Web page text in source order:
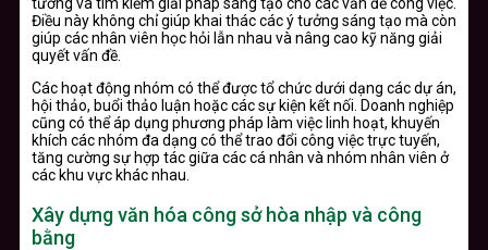
Điều này không chỉ giúp khai thác các ý tưởng sáng tạo mà còn
giúp các nhân viên học hỏi lẫn nhau và nâng cao kỹ năng giải
quyết vấn đề.
Các hoạt động nhóm có thể được tổ chức dưới dạng các dự án,
hội thảo, buổi thảo luận hoặc các sự kiện kết nối. Doanh nghiệp
cũng có thể áp dụng phương pháp làm việc linh hoạt, khuyến
khích các nhóm đa dạng có thể trao đổi công việc trực tuyến,
tăng cường sự hợp tác giữa các cá nhân và nhóm nhân viên ở
các khu vực khác nhau.
Xây dựng văn hóa công sở hòa nhập và công
bằng